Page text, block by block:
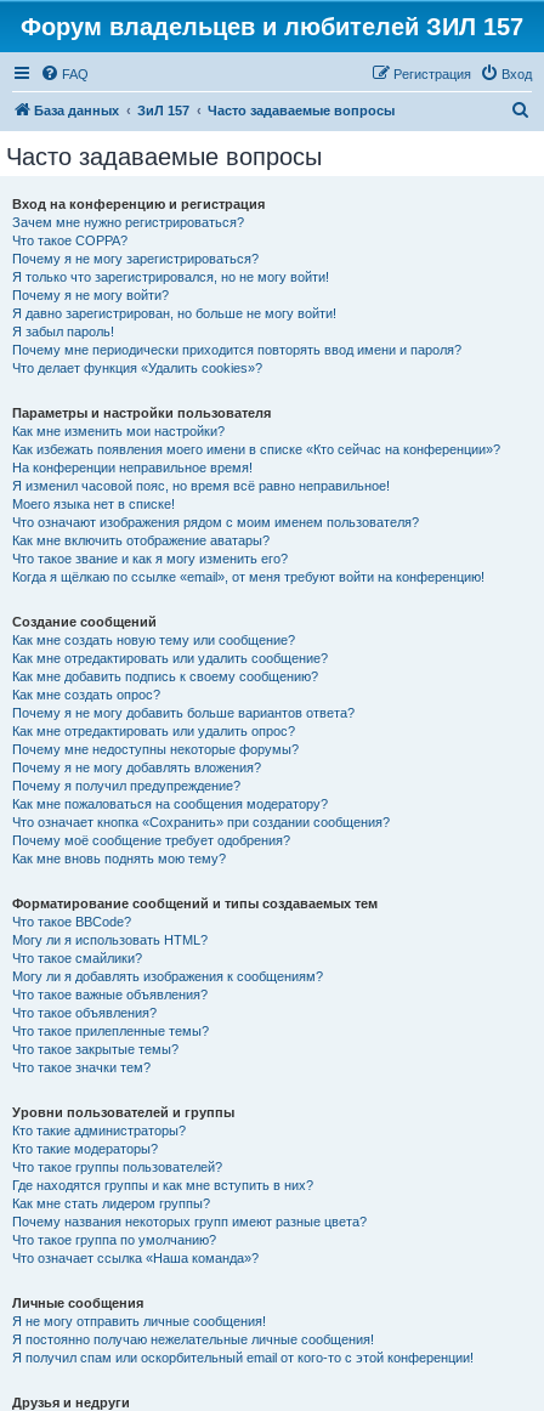
Форум владельцев и любителей ЗИЛ 157
FAQ Вход
Регистрация
База данных ЗиЛ 157 Часто задаваемые вопросы
Часто задаваемые вопросы
Вход на конференцию и регистрация
Зачем мне нужно регистрироваться?
Что такое COPPA?
Почему я не могу зарегистрироваться?
Я только что зарегистрировался, но не могу войти!
Почему я не могу войти?
Я давно зарегистрирован, но больше не могу войти!
Я забыл пароль!
Почему мне периодически приходится повторять ввод имени и пароля?
Что делает функция «Удалить cookies»?
Параметры и настройки пользователя
Как мне изменить мои настройки?
Как избежать появления моего имени в списке «Кто сейчас на конференции»?
На конференции неправильное время!
Я изменил часовой пояс, но время всё равно неправильное!
Моего языка нет в списке!
Что означают изображения рядом с моим именем пользователя?
Как мне включить отображение аватары?
Что такое звание и как я могу изменить его?
Когда я щёлкаю по ссылке «email», от меня требуют войти на конференцию!
Создание сообщений
Как мне создать новую тему или сообщение?
Как мне отредактировать или удалить сообщение?
Как мне добавить подпись к своему сообщению?
Как мне создать опрос?
Почему я не могу добавить больше вариантов ответа?
Как мне отредактировать или удалить опрос?
Почему мне недоступны некоторые форумы?
Почему я не могу добавлять вложения?
Почему я получил предупреждение?
Как мне пожаловаться на сообщения модератору?
Что означает кнопка «Сохранить» при создании сообщения?
Почему моё сообщение требует одобрения?
Как мне вновь поднять мою тему?
Форматирование сообщений и типы создаваемых тем
Что такое BBCode?
Могу ли я использовать HTML?
Что такое смайлики?
Могу ли я добавлять изображения к сообщениям?
Что такое важные объявления?
Что такое объявления?
Что такое прилепленные темы?
Что такое закрытые темы?
Что такое значки тем?
Уровни пользователей и группы
Кто такие администраторы?
Кто такие модераторы?
Что такое группы пользователей?
Где находятся группы и как мне вступить в них?
Как мне стать лидером группы?
Почему названия некоторых групп имеют разные цвета?
Что такое группа по умолчанию?
Что означает ссылка «Наша команда»?
Личные сообщения
Я не могу отправить личные сообщения!
Я постоянно получаю нежелательные личные сообщения!
Я получил спам или оскорбительный email от кого-то с этой конференции!
Друзья и недруги